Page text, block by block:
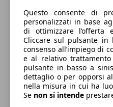
111 g/km
Emissioni di CO2
Questo consente di
personalizzati in base
di ottimizzare l’offerta
Cliccare sul pulsante
consenso all’impiego di
e al relativo
pulsante in basso a
dettaglio o per opporsi
nella misura in cui ha
Se non si intende